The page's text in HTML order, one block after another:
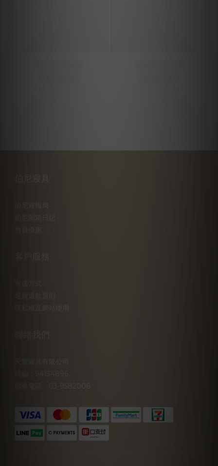
伯尼寢具
伯尼寢報局
伯尼開箱日記
客戶服務
退貨退款原則
隱私權及網站使用
天豐寢具有限公司
統編：94134896
聯絡電話：03-9582006